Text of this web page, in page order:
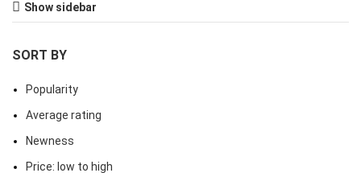
Show sidebar
SORT BY
Popularity
Average rating
Newness
Price: low to high